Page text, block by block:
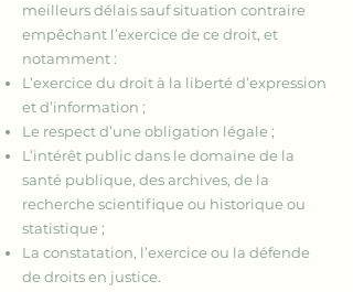
meilleurs délais sauf situation contraire
empêchant l’exercice de ce droit, et
notamment :
L’exercice du droit à la liberté d’expression
et d’information ;
Le respect d’une obligation légale ;
L’intérêt public dans le domaine de la
santé publique, des archives, de la
recherche scientifique ou historique ou
statistique ;
La constatation, l’exercice ou la défende
de droits en justice.